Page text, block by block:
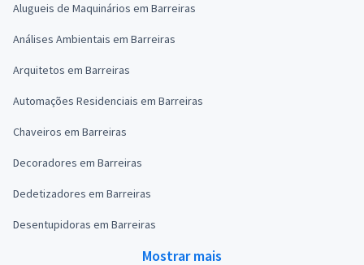
Alugueis de Maquinários em Barreiras
Análises Ambientais em Barreiras
Arquitetos em Barreiras
Automações Residenciais em Barreiras
Chaveiros em Barreiras
Decoradores em Barreiras
Dedetizadores em Barreiras
Desentupidoras em Barreiras
Mostrar mais